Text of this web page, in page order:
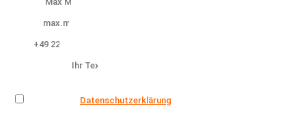
Datenschutzerklärung